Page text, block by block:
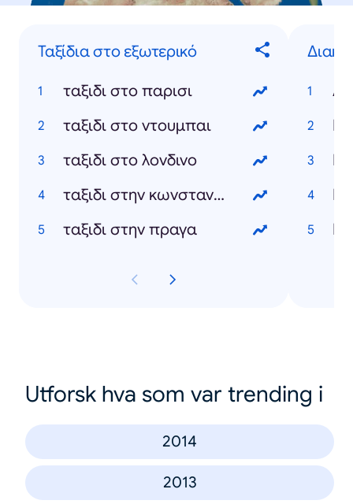
Ταξίδια στο εξωτερικό
ταξιδι στο παρισι
ταξιδι στο ντουμπαι
ταξιδι στο λονδινο
ταξιδι στην κωνσταντινουπολη
ταξιδι στην πραγα
Utforsk hva som var trending i
2014
2013